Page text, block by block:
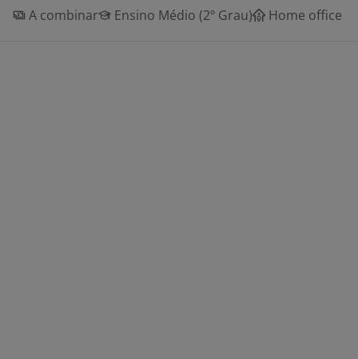
A combinar
Ensino Médio (2º Grau) Home office